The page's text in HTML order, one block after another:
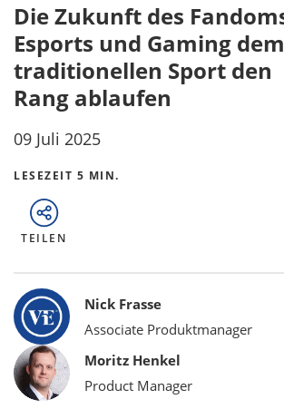
Die Zukunft des
Esports und Gaming dem
traditionellen Sport den
Rang ablaufen
09 Juli 2025
LESEZEIT 5 MIN.
TEILEN
Bylines
Nick Frasse
Associate Produktmanager
Moritz Henkel
Product Manager